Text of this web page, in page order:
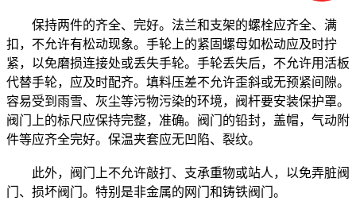
保持两件的齐全、完好。法兰和支架的螺栓应齐全、满
扣，不允许有松动现象。手轮上的紧固螺母如松动应及时拧
紧，以免磨损连接处或丢失手轮。手轮丢失后，不允许用活板
代替手轮，应及时配齐。填料压差不允许歪斜或无预紧间隙。
容易受到雨雪、灰尘等污物污染的环境，阀杆要安装保护罩。
阀门上的标尺应保持完整，准确。阀门的铅封，盖帽，气动附
件等应齐全完好。保温夹套应无凹陷、裂纹。
此外，阀门上不允许敲打、支承重物或站人，以免弄脏阀
门、损坏阀门。特别是非金属的网门和铸铁阀门。